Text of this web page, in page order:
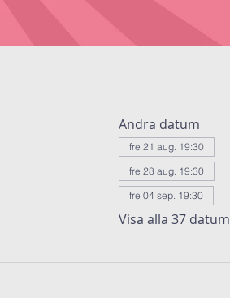
Andra datum
fre 21 aug. 19:30
fre 28 aug. 19:30
fre 04 sep. 19:30
Visa alla 37 datum